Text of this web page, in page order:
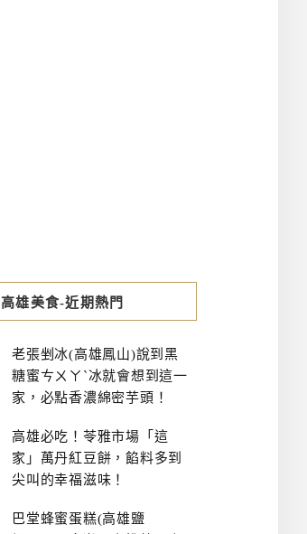
高雄美食-近期熱門
老張剉冰(高雄鳳山)說到黑
糖蜜ㄘㄨㄚˋ冰就會想到這一
家，必點香濃綿密芋頭！
高雄必吃！苓雅市場「這
家」萬丹紅豆餅，餡料多到
尖叫的幸福滋味！
巴堂蜂蜜蛋糕(高雄鹽